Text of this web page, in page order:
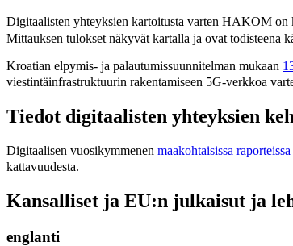
Digitaalisten yhteyksien kartoitusta varten HAKOM
Mittauksen tulokset näkyvät kartalla ja ovat todisteena
Kroatian elpymis- ja palautumissuunnitelman mukaan
viestintäinfrastruktuurin rakentamiseen 5G-verkkoa
Tiedot digitaalisten yhteyksien
Digitaalisen vuosikymmenen maakohtaisissa raporteissa
kattavuudesta.
Kansalliset ja EU:n julkaisut ja
englanti